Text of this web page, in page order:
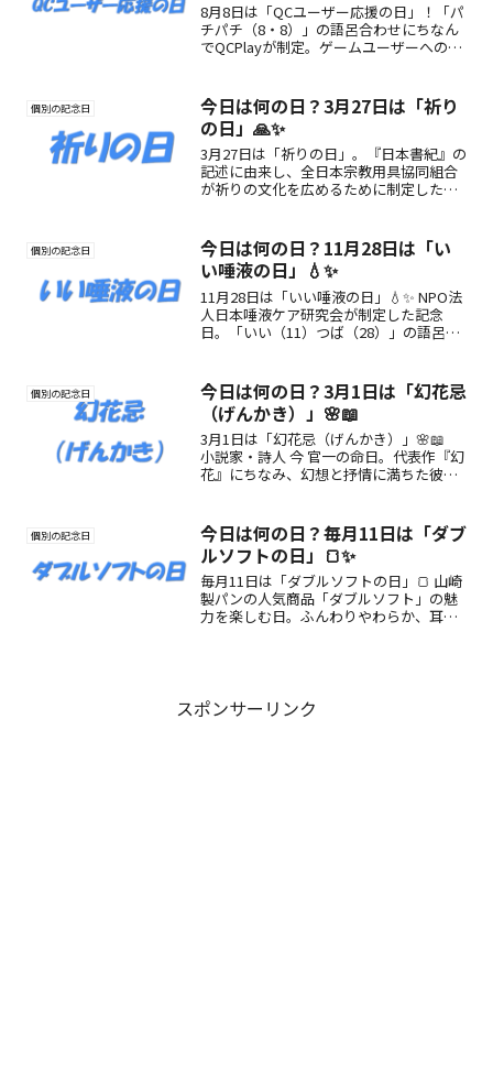
8月8日は「QCユーザー応援の日」！「パ
チパチ（8・8）」の語呂合わせにちなん
でQCPlayが制定。ゲームユーザーへの感
個別の記念日
今日は何の日？3月27日は「祈り
の日」🙏✨
3月27日は「祈りの日」。『日本書紀』の
記述に由来し、全日本宗教用具協同組合
が祈りの文化を広めるために制定した記
個別の記念日
今日は何の日？11月28日は「い
い唾液の日」💧✨
11月28日は「いい唾液の日」💧✨ NPO法
人日本唾液ケア研究会が制定した記念
日。「いい（11）つば（28）」の語呂合
個別の記念日
今日は何の日？3月1日は「幻花忌
（げんかき）」🌸📖
3月1日は「幻花忌（げんかき）」🌸📖
小説家・詩人 今 官一の命日。代表作『幻
花』にちなみ、幻想と抒情に満ちた彼の
個別の記念日
今日は何の日？毎月11日は「ダブ
ルソフトの日」🍞✨
毎月11日は「ダブルソフトの日」🍞 山崎
製パンの人気商品「ダブルソフト」の魅
力を楽しむ日。ふんわりやわらか、耳ま
スポンサーリンク